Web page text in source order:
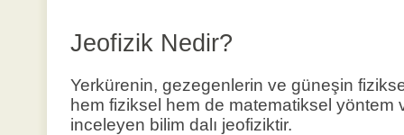
Jeofizik Nedir?
Yerkürenin, gezegenlerin ve güneşin
hem fiziksel hem de matematiksel yöntem
inceleyen bilim dalı jeofiziktir.